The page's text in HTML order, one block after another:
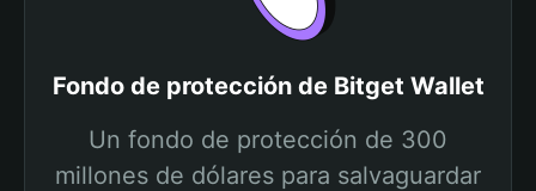
Fondo de protección de Bitget Wallet
Un fondo de protección de 300
millones de dólares para salvaguardar